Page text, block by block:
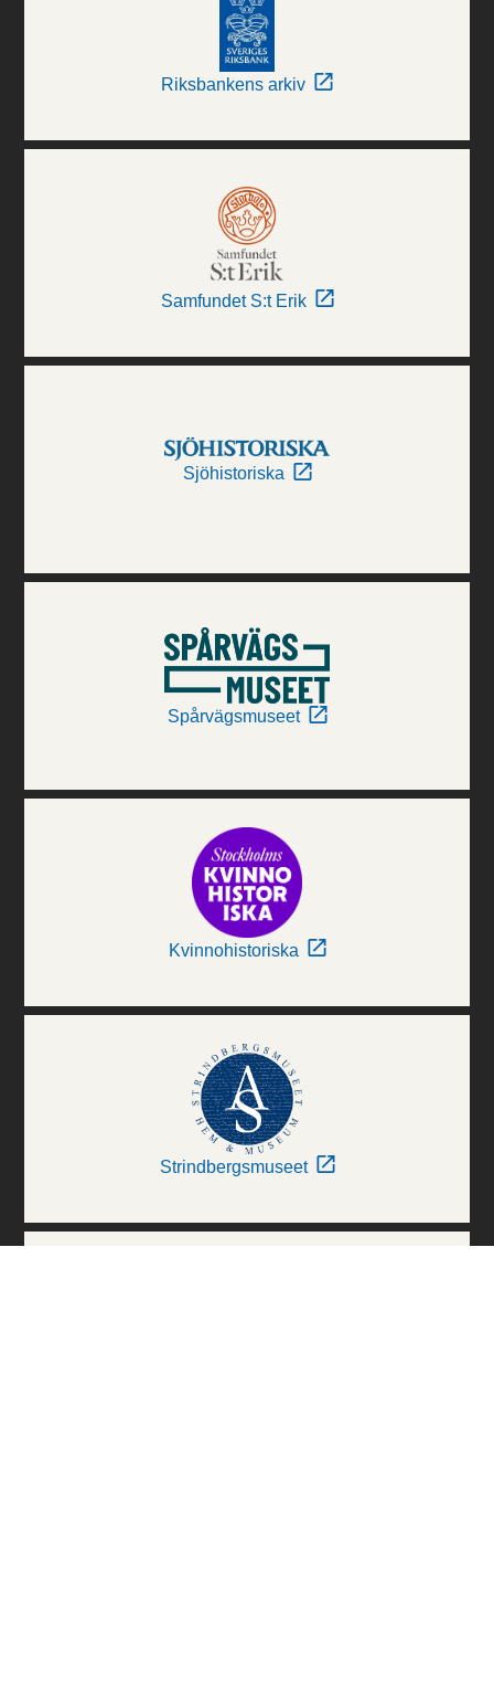
Riksbankens arkiv
Samfundet S:t Erik
Sjöhistoriska
Spårvägsmuseet
Kvinnohistoriska
Strindbergsmuseet